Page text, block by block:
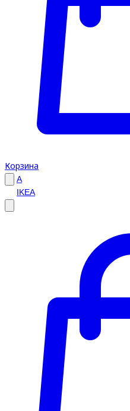
Корзина
A
IKEA